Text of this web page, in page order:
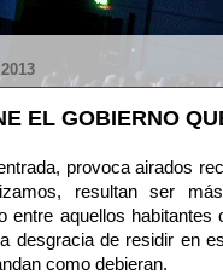
EL GOBIERNO
provoca airados
resultan ser
entre aquellos habitantes
desgracia de residir en
como debieran.